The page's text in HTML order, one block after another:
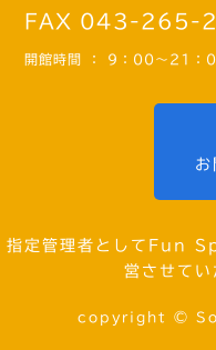
FAX 043-265-
開館時間 ： 9：00～21：
お
指定管理者としてFun
営させてい
copyright ©